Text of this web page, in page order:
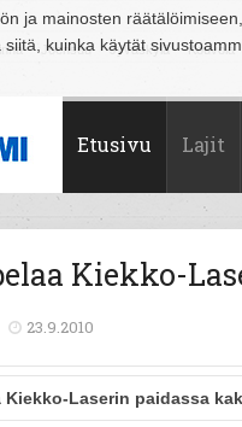
ja mainosten
kuinka käytät
Joensuu Jyväskylä Kouvola
Etusivu Lajit
Kiekko-
23.9.2010
Kiekko-Laserin paidassa